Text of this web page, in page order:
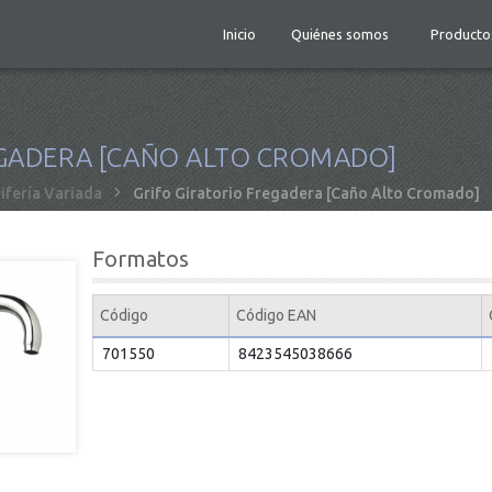
Inicio Quiénes somos
[CAÑO ALTO CROMADO]
Variada Grifo Giratorio Fregadera [Caño Alto Cromado]
Formatos
Código Código EAN
701550 8423545038666